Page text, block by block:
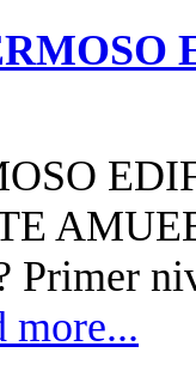
more...